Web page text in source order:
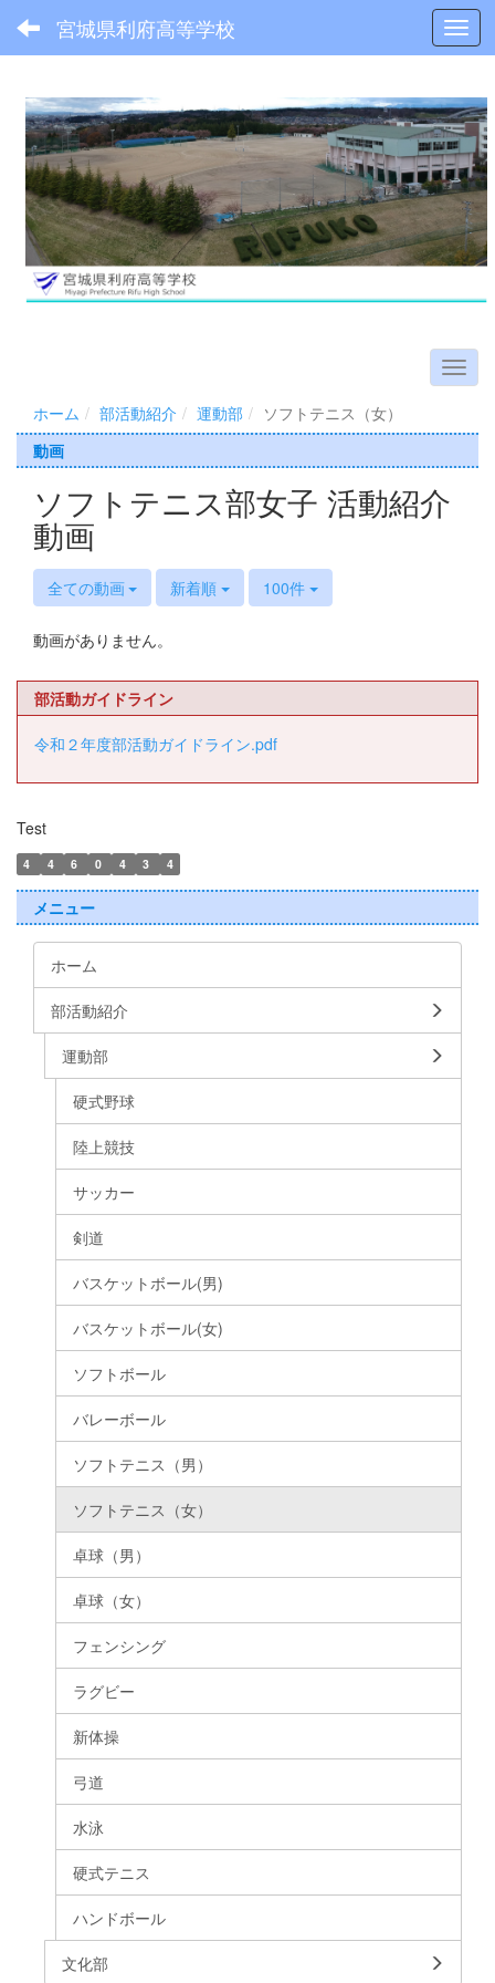
宮城県利府高等学校
ホーム 部活動紹介 運動部
ソフトテニス（女）
動画
ソフトテニス部女子 活動紹介
動画
全ての動画 新着順 100件
動画がありません。
部活動ガイドライン
令和２年度部活動ガイドライン.pdf
Test
4 4 6 0 4 3 4
メニュー
ホーム
部活動紹介
運動部
硬式野球
陸上競技
サッカー
剣道
バスケットボール(男)
バスケットボール(女)
ソフトボール
バレーボール
ソフトテニス（男）
ソフトテニス（女）
卓球（男）
卓球（女）
フェンシング
ラグビー
新体操
弓道
水泳
硬式テニス
ハンドボール
文化部